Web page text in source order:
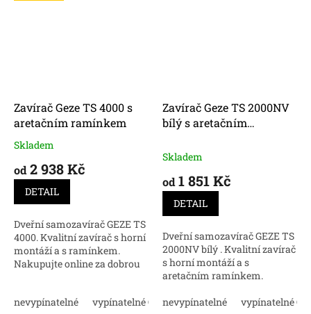
Zavírač Geze TS 4000 s
aretačním ramínkem
Průměrné
produktu
5,0
5
hvězdiček.
Skladem
od 2 938 Kč
DETAIL
Dveřní samozavírač GEZE TS
4000. Kvalitní zavírač s horní
montáží a s ramínkem.
Nakupujte online za dobrou
nevypínatelné
vypínatelné ON/OFF
Zavírač Geze TS 2000NV
bílý s aretačním
Skladem
od 1 851 Kč
DETAIL
Dveřní samozavírač GEZE TS
2000NV bílý . Kvalitní zavírač
s horní montáží a s
aretačním ramínkem.
cenu.
nevypínatelné vypínatelné